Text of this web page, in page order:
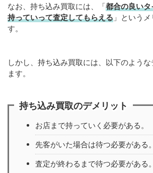
なお、持ち込み買取には、「都合の良い
持っていって査定してもらえる 」という
す。
しかし、持ち込み買取には、以下のよう
ます。
持ち込み買取のデメリット
お店まで持っていく必要がある。
先客がいた場合は待つ必要がある。
査定が終わるまで待つ必要がある。